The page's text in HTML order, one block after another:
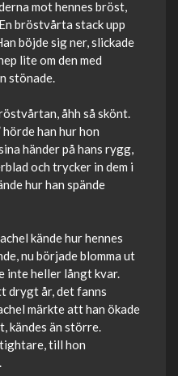
mot hennes bröst,
bröstvårta stack upp
böjde sig ner, slickade
lite om den med
stönade.
åhh så skönt.
hörde han hur hon
händer på hans rygg,
och trycker in dem i
hur han spände
kände hur hennes
nu började blomma ut
inte heller långt kvar.
drygt år, det fanns
märkte att han ökade
kändes än större.
till hon